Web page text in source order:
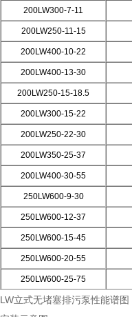
200LW300-7-11
200LW250-11-15
200LW400-10-22
200LW400-13-30
200LW250-15-18.5
200LW300-15-22
200LW250-22-30
200LW350-25-37
200LW400-30-55
250LW600-9-30
250LW600-12-37
250LW600-15-45
250LW600-20-55
250LW600-25-75
LW立式无堵塞排污泵性能谱图